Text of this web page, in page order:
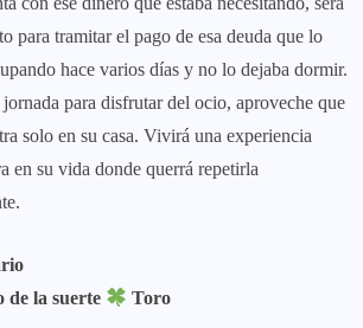
para tramitar el pago de esa deuda que lo
hace varios días y no lo dejaba dormir.
para disfrutar del ocio, aproveche que
solo en su casa. Vivirá una experiencia
en su vida donde querrá repetirla
de la suerte
Toro